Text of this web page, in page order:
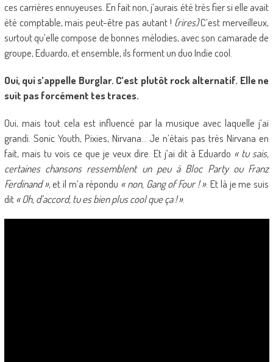
ces carrières ennuyeuses. En fait non, j’aurais été très fier si elle avait
été comptable, mais peut-être pas autant ! (rires)C’est merveilleux,
surtout qu’elle compose de bonnes mélodies, avec son camarade de
groupe, Eduardo, et ensemble, ils forment un duo Indie cool.
Oui, qui s’appelle Burglar. C’est plutôt rock alternatif. Elle ne
suit pas forcément tes traces.
Oui, mais tout cela est influencé par la musique avec laquelle j’ai
grandi. Sonic Youth, Pixies, Nirvana… Je n’étais pas très Nirvana en
fait, mais tu vois ce que je veux dire. Et j’ai dit à Eduardo « tu sais,
certaines chansons ressemblent un peu à Bloc Party ou Franz
Ferdinand », et il m’a répondu « non, Gang of Four ! ». Et là je me suis
dit« Oh, d’accord, tu es bien plus cool que ça ! ».